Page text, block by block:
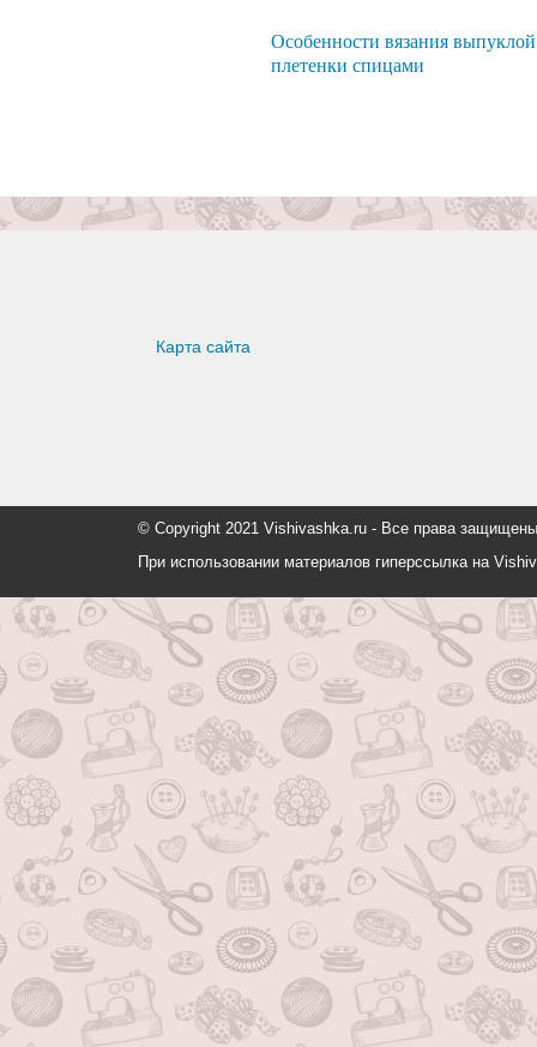
Особенности вязания выпуклой
плетенки спицами
Карта сайта
© Copyright 2021 Vishivashka.ru - Все права
При использовании материалов гиперссылка на